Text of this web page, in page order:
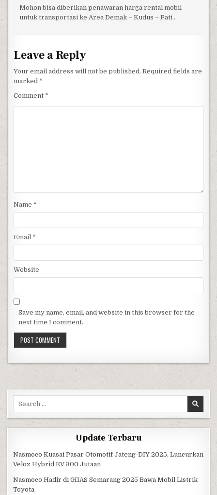
Mohon bisa diberikan penawaran harga rental mobil
untuk transportasi ke Area Demak – Kudus – Pati .
Leave a Reply
Your email address will not be published. Required fields are
marked *
Comment *
Name *
Email *
Website
Save my name, email, and website in this browser for the
next time I comment.
Search for:
Update Terbaru
Nasmoco Kuasai Pasar Otomotif Jateng-DIY 2025, Luncurkan
Veloz Hybrid EV 300 Jutaan
Nasmoco Hadir di GIIAS Semarang 2025 Bawa Mobil Listrik
Toyota